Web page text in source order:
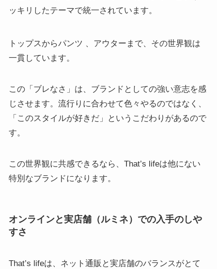
ッキリしたテーマで統一されています。
トップスからパンツ 、アウターまで、その世界観は
一貫しています。
この「ブレなさ」は、ブランドとしての強い意志を感
じさせます。流行りに合わせて色々やるのではなく、
「このスタイルが好きだ」というこだわりがあるので
す。
この世界観に共感できるなら、That’s lifeは他にない
特別なブランドになります。
オンラインと実店舗（ルミネ）での入手のしや
すさ
That’s lifeは、ネット通販と実店舗のバランスがとて